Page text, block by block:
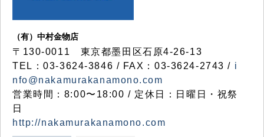
（有）中村金物店
〒130-0011 東京都墨田区石原4-26-13
TEL：03-3624-3846 / FAX：03-3624-2743 / i
nfo@nakamurakanamono.com
営業時間：8:00〜18:00 / 定休日：日曜日・祝祭
日
http://nakamurakanamono.com